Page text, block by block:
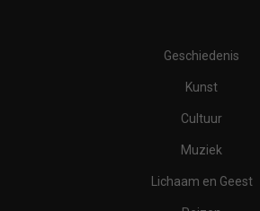
Geschiedenis
Kunst
Cultuur
Muziek
Lichaam en Geest